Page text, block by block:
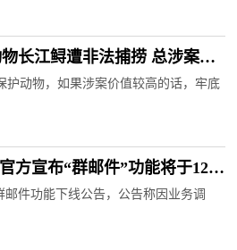
长江鲟遭非法捕捞 总涉案金
护动物，如果涉案价值较高的话，牢底
方宣布“群邮件”功能将于12月
邮件功能下线公告，公告称因业务调